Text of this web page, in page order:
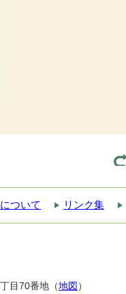
ついて リンク集
目70番地（地図 ）